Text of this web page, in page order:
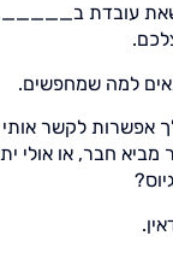
עובדת ב_____,
למה שמחפשים.
אפשרות לקשר
חבר, או אולי